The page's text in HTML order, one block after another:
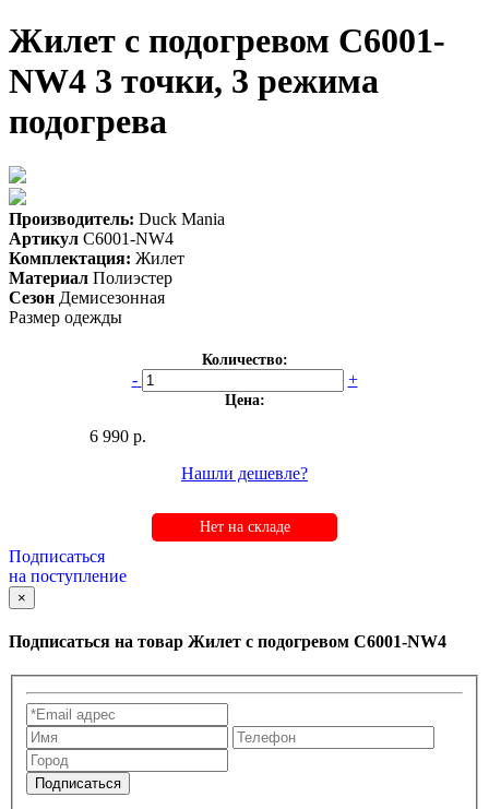
Жилет с подогревом C6001-
NW4 3 точки, 3 режима
подогрева
Производитель: Duck Mania
Артикул C6001-NW4
Комплектация: Жилет
Материал Полиэстер
Сезон Демисезонная
Размер одежды
Количество:
- +
Цена:
6 990 р.
Нашли дешевле?
Нет на складе
Подписаться
на поступление
×
Подписаться на товар Жилет с подогревом C6001-NW4